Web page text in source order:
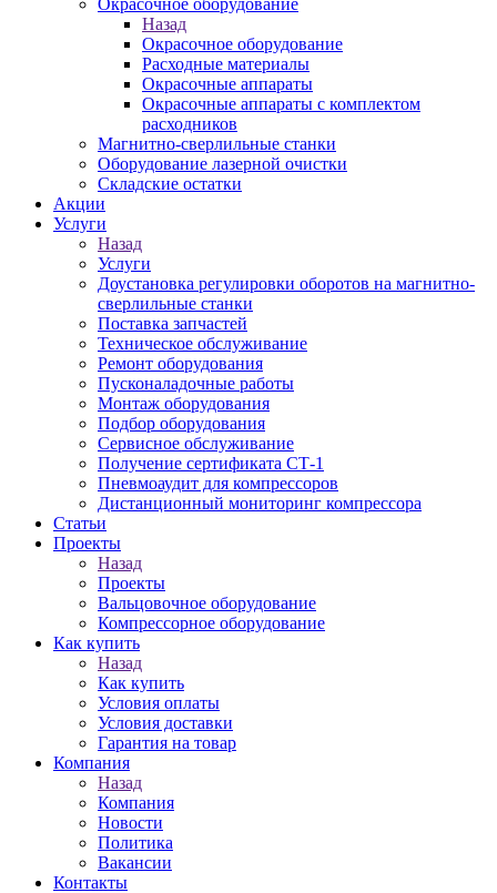
Окрасочное оборудование
Назад
Окрасочное оборудование
Расходные материалы
Окрасочные аппараты
Окрасочные аппараты с комплектом
расходников
Магнитно-сверлильные станки
Оборудование лазерной очистки
Складские остатки
Акции
Услуги
Назад
Услуги
Доустановка регулировки оборотов на магнитно-
сверлильные станки
Поставка запчастей
Техническое обслуживание
Ремонт оборудования
Пусконаладочные работы
Монтаж оборудования
Подбор оборудования
Сервисное обслуживание
Получение сертификата СТ-1
Пневмоаудит для компрессоров
Дистанционный мониторинг компрессора
Статьи
Проекты
Назад
Проекты
Вальцовочное оборудование
Компрессорное оборудование
Как купить
Назад
Как купить
Условия оплаты
Условия доставки
Гарантия на товар
Компания
Назад
Компания
Новости
Политика
Вакансии
Контакты